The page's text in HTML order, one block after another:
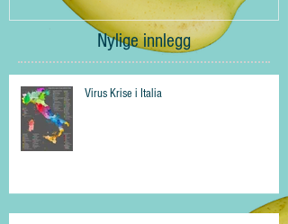
Nylige innlegg